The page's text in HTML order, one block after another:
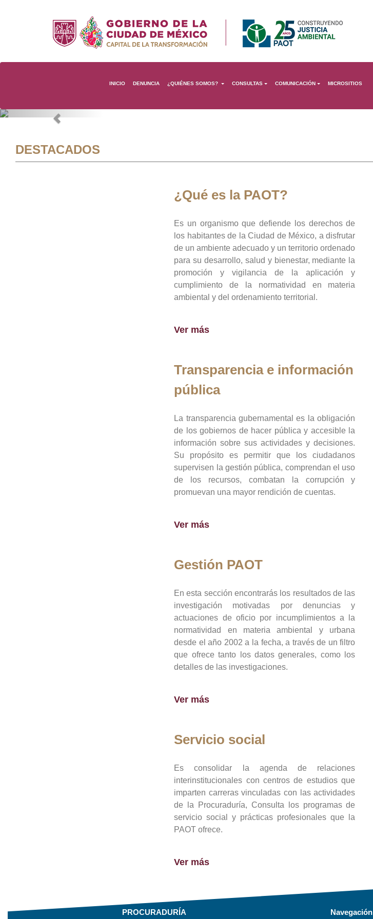
INICIO DENUNCIA ¿QUIÉNES SOMOS? CONSULTAS COMUNICACIÓN MICROSITIOS
Previous
DESTACADOS
¿Qué es la PAOT?
Es un organismo que defiende los derechos de
los habitantes de la Ciudad de México, a disfrutar
de un ambiente adecuado y un territorio ordenado
para su desarrollo, salud y bienestar, mediante la
promoción y vigilancia de la aplicación y
cumplimiento de la normatividad en materia
ambiental y del ordenamiento territorial.
Ver más
Transparencia e información
pública
La transparencia gubernamental es la obligación
de los gobiernos de hacer pública y accesible la
información sobre sus actividades y decisiones.
Su propósito es permitir que los ciudadanos
supervisen la gestión pública, comprendan el uso
de los recursos, combatan la corrupción y
promuevan una mayor rendición de cuentas.
Ver más
Gestión PAOT
En esta sección encontrarás los resultados de las
investigación motivadas por denuncias y
actuaciones de oficio por incumplimientos a la
normatividad en materia ambiental y urbana
desde el año 2002 a la fecha, a través de un filtro
que ofrece tanto los datos generales, como los
detalles de las investigaciones.
Ver más
Servicio social
Es consolidar la agenda de relaciones
interinstitucionales con centros de estudios que
imparten carreras vinculadas con las actividades
de la Procuraduría, Consulta los programas de
servicio social y prácticas profesionales que la
PAOT ofrece.
Ver más
PROCURADURÍA Navegación